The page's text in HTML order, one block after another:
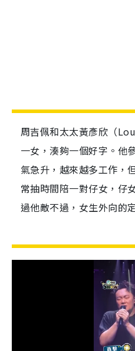
周吉佩和太太黃彥欣（
一女，湊夠一個好字。他
氣急升，越來越多工作，
常抽時間陪一對仔女，仔
過他敵不過，女生外向的